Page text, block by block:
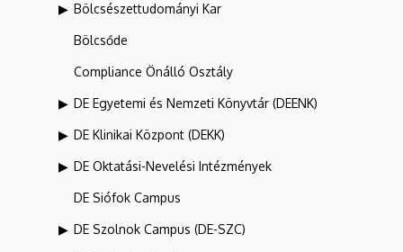
Bölcsészettudományi Kar
Bölcsőde
Compliance Önálló Osztály
DE Egyetemi és Nemzeti Könyvtár (DEENK)
DE Klinikai Központ (DEKK)
DE Oktatási-Nevelési Intézmények
DE Siófok Campus
DE Szolnok Campus (DE-SZC)